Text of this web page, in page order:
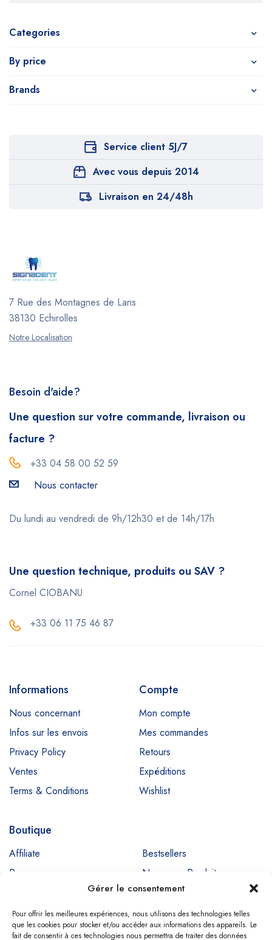
Gérer le consentement
Pour offrir les meilleures expériences, nous utilisons des technologies telles
que les cookies pour stocker et/ou accéder aux informations des appareils. Le
fait de consentir à ces technologies nous permettra de traiter des données
Categories
By price
Brands
Service client 5J/7
Avec vous depuis 2014
Livraison en 24/48h
7 Rue des Montagnes de Lans
38130 Echirolles
Notre Localisation
Besoin d'aide?
Une question sur votre commande, livraison ou
facture ?
+33 04 58 00 52 59
Nous contacter
Du lundi au vendredi de 9h/12h30 et de 14h/17h
Une question technique, produits ou SAV ?
Cornel CIOBANU
+33 06 11 75 46 87
Informations
Nous concernant
Infos sur les envois
Privacy Policy
Ventes
Terms & Conditions
Compte
Mon compte
Mes commandes
Retours
Expéditions
Wishlist
Boutique
Affiliate
Bestsellers
Promos
Nouveaux Produits